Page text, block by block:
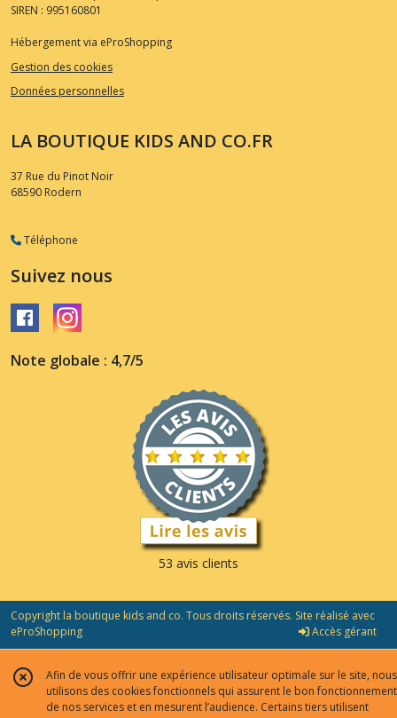
SIREN : 995160801
Hébergement via eProShopping
Gestion des cookies
Données personnelles
LA BOUTIQUE KIDS AND CO.FR
37 Rue du Pinot Noir
68590 Rodern
Téléphone
Suivez nous
Note globale : 4,7/5
53 avis clients
Copyright la boutique kids and co. Tous droits réservés. Site réalisé avec
eProShopping
Accès gérant
Afin de vous offrir une expérience utilisateur optimale sur le site, nous
utilisons des cookies fonctionnels qui assurent le bon fonctionnement
de nos services et en mesurent l’audience. Certains tiers utilisent